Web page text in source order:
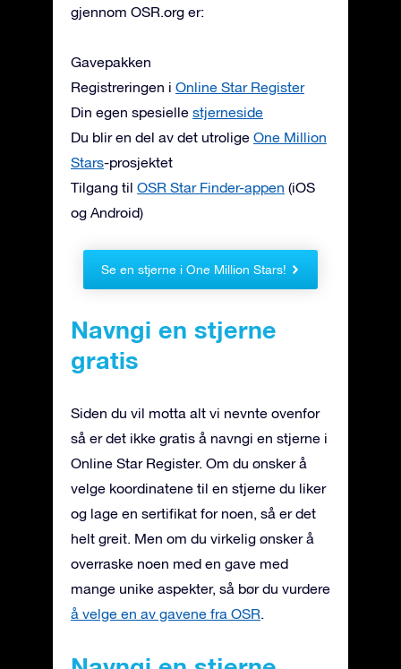
gjennom OSR.org er:
Gavepakken
Registreringen i Online Star Register
Din egen spesielle stjerneside
Du blir en del av det utrolige One Million
Stars-prosjektet
Tilgang til OSR Star Finder-appen (iOS
og Android)
Se en stjerne i One Million Stars!
Navngi en stjerne
gratis
Siden du vil motta alt vi nevnte ovenfor
så er det ikke gratis å navngi en stjerne i
Online Star Register. Om du ønsker å
velge koordinatene til en stjerne du liker
og lage en sertifikat for noen, så er det
helt greit. Men om du virkelig ønsker å
overraske noen med en gave med
mange unike aspekter, så bør du vurdere
å velge en av gavene fra OSR.